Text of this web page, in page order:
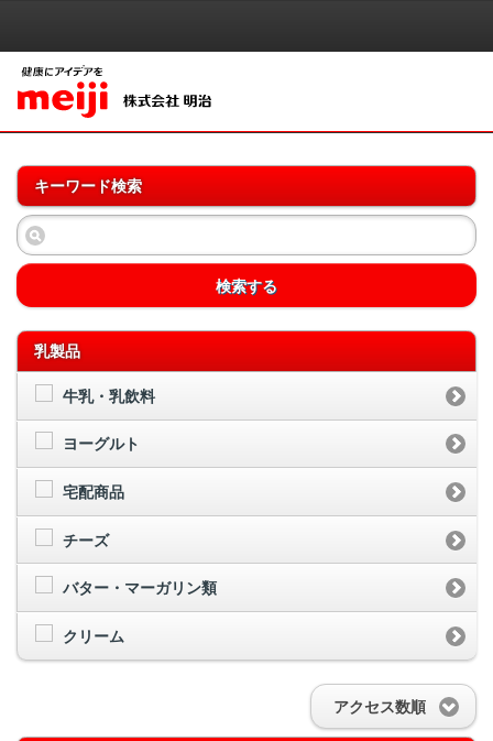
キーワード検索
検索する
乳製品
牛乳・乳飲料
ヨーグルト
宅配商品
チーズ
バター・マーガリン類
クリーム
アクセス数順